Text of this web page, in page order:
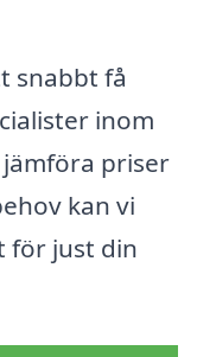
snabbt få
inom
priser
kan vi
för just din